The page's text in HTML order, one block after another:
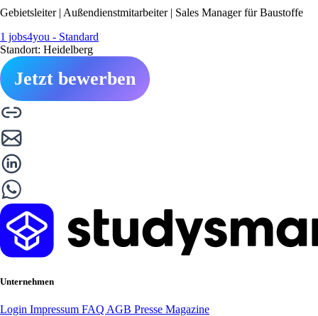
Gebietsleiter | Außendienstmitarbeiter | Sales Manager für Baustoffe
1 jobs4you - Standard
Standort: Heidelberg
Jetzt bewerben
Unternehmen
Login Impressum FAQ AGB Presse Magazine